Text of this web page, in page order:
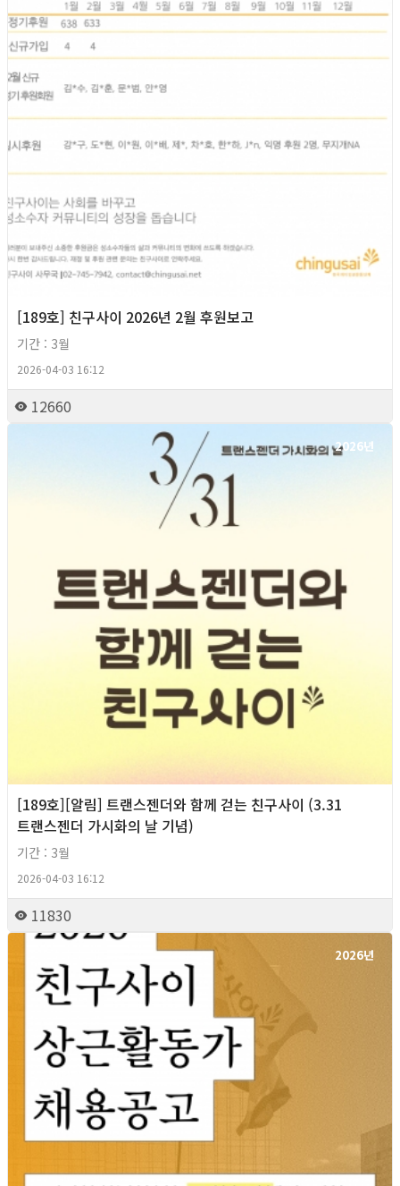
[189호] 친구사이 2026년 2월 후원보고
기간 : 3월
2026-04-03 16:12
12660
2026년
[189호][알림] 트랜스젠더와 함께 걷는 친구사이 (3.31
트랜스젠더 가시화의 날 기념)
기간 : 3월
2026-04-03 16:12
11830
2026년